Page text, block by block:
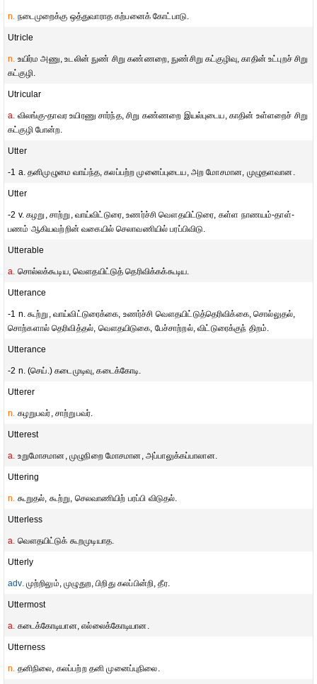
n. நடைமுறைக்கு ஒத்துவாராத கற்பனைக் கோட்பாடு.
Utricle
n. உயிர்ம அணு, உடலின் நுண் சிறு கண்ணறை, நுண்சிறு கட்குழிவு, காதின் உட்புறச் சிறு
கட்குழி.
Utricular
a. விலங்கு-தாவர உயிரணு சார்ந்த, சிறு கண்ணறை இயல்புடைய, காதின் உள்ளறைச் சிறு
கட்குழி போன்ற.
Utter
-1 a. தனிமுழுமை வாய்ந்த, கலப்பற்ற முனைப்புடைய, அற மோசமான, முழுதளவான.
Utter
-2 v. கழறு, சாற்று, வாய்விட்டுரை, உணர்ச்சி வௌதயிட்டுரை, கள்ள நாணயம்-தாள்-
பணம் ஆகியவற்றின் வகையில் செலாவணியில் பரப்பிவிடு.
Utterable
a. சொல்லக்கூடிய, வௌதயிட்டுத் தெரிவிக்கக்கூடிய.
Utterance
-1 n. கூற்று, வாய்விட்டுரைக்கை, உணர்ச்சி வௌதயிட்டுத்தெரிவிக்கை, சொல்லுதல்,
சொற்களால் தெரிவித்தல், வௌதயிடுகை, பேச்சாற்றல், விட்டுரைக்குந் திறம்.
Utterance
-2 n. (செய்.) கடைமுடிவு, கடைக்கோடி.
Utterer
n. கழறுபவர், சாற்றுபவர்.
Utterest
a. உறுமோசமான, முழுநிறை மோசமான, அப்பாலுக்கப்பாலான.
Uttering
n. கூறுதல், கூற்று, செலவாணியிற் பரப்பி விடுதல்.
Utterless
a. வௌதயிட்டுக் கூறமுடியாத.
Utterly
adv.முற்றிலும், முழுதுற, பிறிது கலப்பின்றி, தீர.
Uttermost
a. கடைக்கோடியான, எல்லைக்கோடியான.
Utterness
n. தனிநிலை, கலப்பற்ற தனி முனைப்புநிலை.